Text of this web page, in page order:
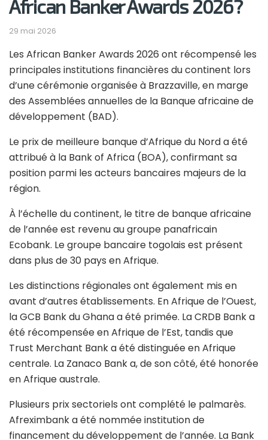
African Banker Awards 2026?
29 mai 2026
Les African Banker Awards 2026 ont récompensé les
principales institutions financières du continent lors
d’une cérémonie organisée à Brazzaville, en marge
des Assemblées annuelles de la Banque africaine de
développement (BAD).
Le prix de meilleure banque d’Afrique du Nord a été
attribué à la Bank of Africa (BOA), confirmant sa
position parmi les acteurs bancaires majeurs de la
région.
À l’échelle du continent, le titre de banque africaine
de l’année est revenu au groupe panafricain
Ecobank. Le groupe bancaire togolais est présent
dans plus de 30 pays en Afrique.
Les distinctions régionales ont également mis en
avant d’autres établissements. En Afrique de l’Ouest,
la GCB Bank du Ghana a été primée. La CRDB Bank a
été récompensée en Afrique de l’Est, tandis que
Trust Merchant Bank a été distinguée en Afrique
centrale. La Zanaco Bank a, de son côté, été honorée
en Afrique australe.
Plusieurs prix sectoriels ont complété le palmarès.
Afreximbank a été nommée institution de
financement du développement de l’année. La Bank